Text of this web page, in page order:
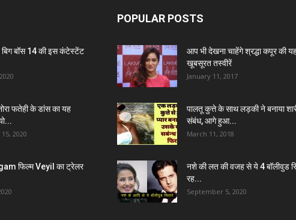
बॉस 14 की इस कंटेस्टेंट
फतेही के डांस का यह
2020
फिल्म Veyil का ट्रेलर
POPULAR POSTS
आप भी देखना चाहेंगे श्रद्धा कपूर की
खूबसूरत तस्वीरें
January 11, 2017
पालतू कुत्ते के साथ लड़की ने बनाया
संबंध, आगे हुआ...
March 11, 2018
नशे की लत की वजह से ये 4 बॉलीवुड
रह...
September 5, 2020